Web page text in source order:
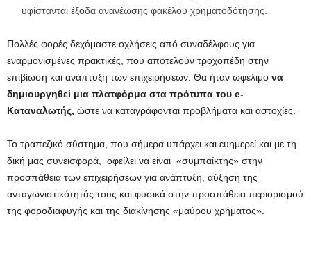
υφίστανται έξοδα ανανέωσης φακέλου χρηματοδότησης.
Πολλές φορές δεχόμαστε οχλήσεις από συναδέλφους για
εναρμονισμένες πρακτικές, που αποτελούν τροχοπέδη στην
επιβίωση και ανάπτυξη των επιχειρήσεων. Θα ήταν ωφέλιμο να
δημιουργηθεί μια πλατφόρμα στα πρότυπα του e-
Καταναλωτής, ώστε να καταγράφονται προβλήματα και αστοχίες.
Το τραπεζικό σύστημα, που σήμερα υπάρχει και ευημερεί και με τη
δική μας συνεισφορά, οφείλει να είναι «συμπαίκτης» στην
προσπάθεια των επιχειρήσεων για ανάπτυξη, αύξηση της
ανταγωνιστικότητάς τους και φυσικά στην προσπάθεια περιορισμού
της φοροδιαφυγής και της διακίνησης «μαύρου χρήματος».